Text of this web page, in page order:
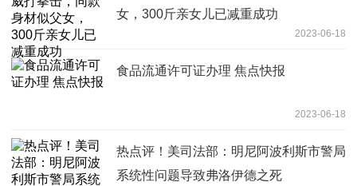
女，300斤亲女儿已减重成功
2023-06-18
食品流通许可证办理 焦点快报
2023-06-18
热点评！美司法部：明尼阿波利斯市警局
系统性问题导致弗洛伊德之死